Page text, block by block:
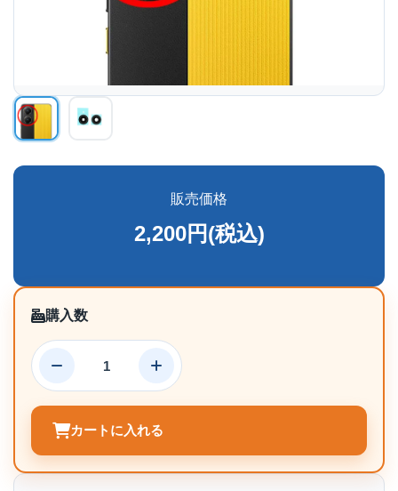
販売価格
2,200円(税込)
購入数
カートに入れる